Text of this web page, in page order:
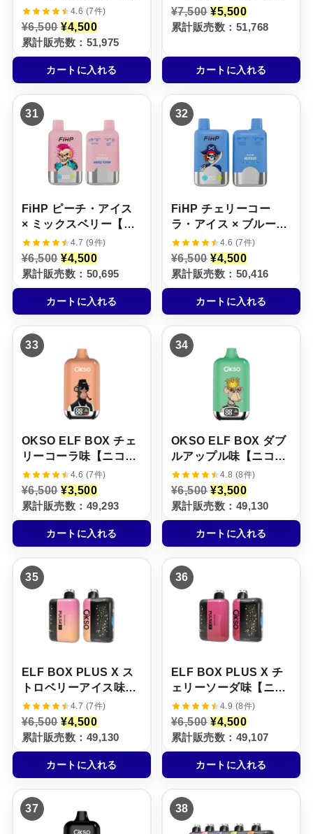
ェリー・アイス【ニコ
パフ】5%
4.6 (7件)
¥6,500 元
の
価
格
は
¥
0
0
で
し
た
。
¥4,500現
在
の
価
格
は
0
で
す
。
累計販売数：51,975
カートに入れる
リーバナナ＆マンゴー
ピーチ杏＆パッション
【ニコパフ】5%
¥7,500 元
の
価
は
¥
0
で
し
た
。
¥5,500現
在
の
格
は
¥
0
0
で
す
。
累計販売数：51,768
カートに入れる
31
FiHP ピーチ・アイス
× ミックスベリー【ニ
コパフ】5%4.7 (9件)
¥6,500 元
の
価
格
は
¥
0
た
。
¥4,500現
在
の
価
格
は
5
0
。
累計販売数：50,695
カートに入れる
32
FiHP チェリーコー
ラ・アイス × ブルーラ
ズベリー・レモネード
【ニコパフ】5%
4.6 (7件)
¥6,500 元
の
価
格
は
¥
0
0
。
¥4,500現
在
の
価
格
は
5
。
累計販売数：50,416
カートに入れる
33
OKSO ELF BOX チェ
リーコーラ味【ニコパ
フ】5%
4.6 (7件)
¥6,500 元
の
価
格
は
¥
0
0
で
し
。
¥3,500現
在
の
価
格
は
5
0
0
で
す
。
累計販売数：49,293
カートに入れる
34
OKSO ELF BOX ダブ
ルアップル味【ニコパ
フ】5%
4.8 (8件)
¥6,500 元
の
価
格
は
¥
0
0
で
し
た
。
¥3,500現
在
の
価
格
は
5
0
0
で
す
。
累計販売数：49,130
カートに入れる
35
ELF BOX PLUS X ス
トロベリーアイス味
【ニコパフ】5%
4.7 (7件)
¥6,500 元
の
価
格
は
¥
0
¥4,500現
在
の
価
格
は
5
累計販売数：49,130
カートに入れる
36
ELF BOX PLUS X チ
ェリーソーダ味【ニコ
パフ】5%4.9 (8件)
¥6,500 元
の
価
格
は
¥
0
¥4,500現
在
の
価
格
は
5
累計販売数：49,107
カートに入れる
37 38